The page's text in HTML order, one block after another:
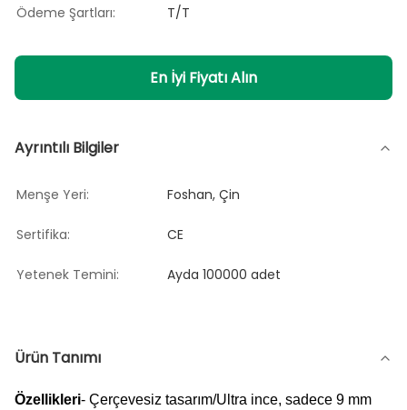
Ödeme Şartları: T/T
En İyi Fiyatı Alın
Ayrıntılı Bilgiler
Menşe Yeri: Foshan, Çin
Sertifika: CE
Yetenek Temini: Ayda 100000 adet
Ürün Tanımı
Özellikleri- Çerçevesiz tasarım/Ultra ince, sadece 9 mm